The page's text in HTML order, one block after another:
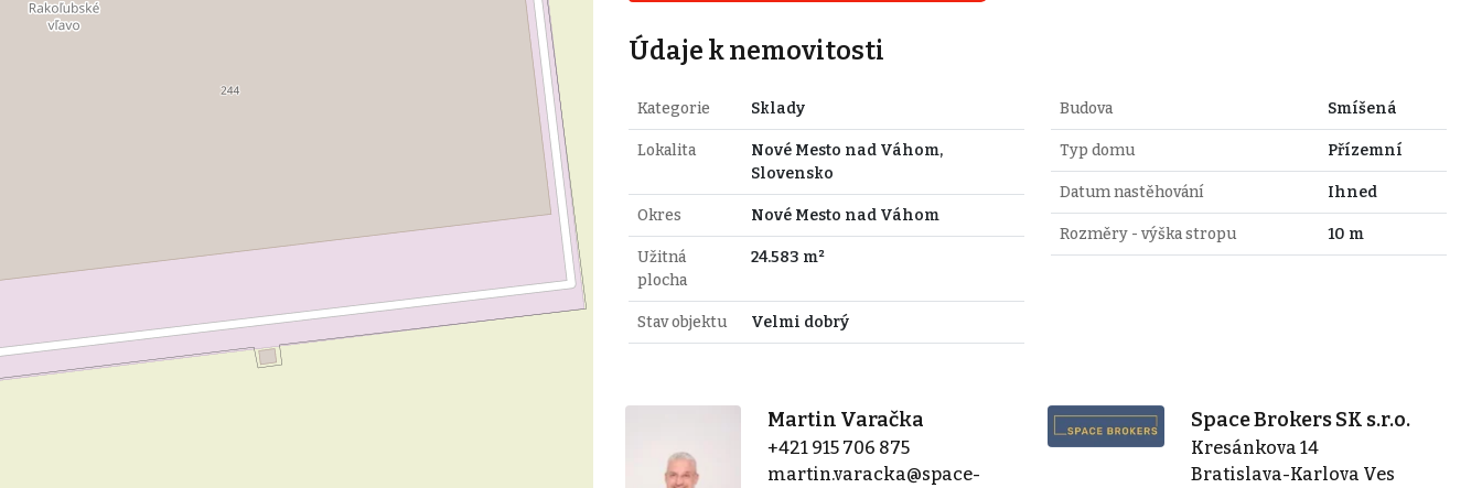
Údaje k nemovitosti
Kategorie Sklady
Lokalita
Nové Mesto nad Váhom,
Slovensko
Okres Nové Mesto nad Váhom
Užitná
plocha
24.583 m²
Stav objektu Velmi dobrý
Budova Smíšená
Typ domu Přízemní
Datum nastěhování Ihned
Rozměry - výška stropu 10 m
Martin Varačka
+421 915 706 875
martin.varacka@space-
Space Brokers SK s.r.o.
Kresánkova 14
Bratislava-Karlova Ves